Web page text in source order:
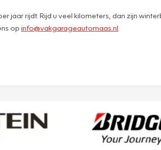
jaar rijdt. Rijd u veel kilometers, dan zijn
op info@vakgarageautomaas.nl